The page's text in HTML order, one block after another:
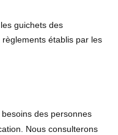
guichets des
établis par les
des personnes
Nous consulterons